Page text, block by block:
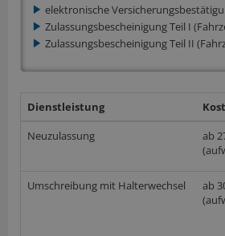
elektronische
Zulassungsbescheinigung Teil I
Zulassungsbescheinigung Teil II
Dienstleistung
Neuzulassung
ab
Umschreibung mit Halterwechsel
ab